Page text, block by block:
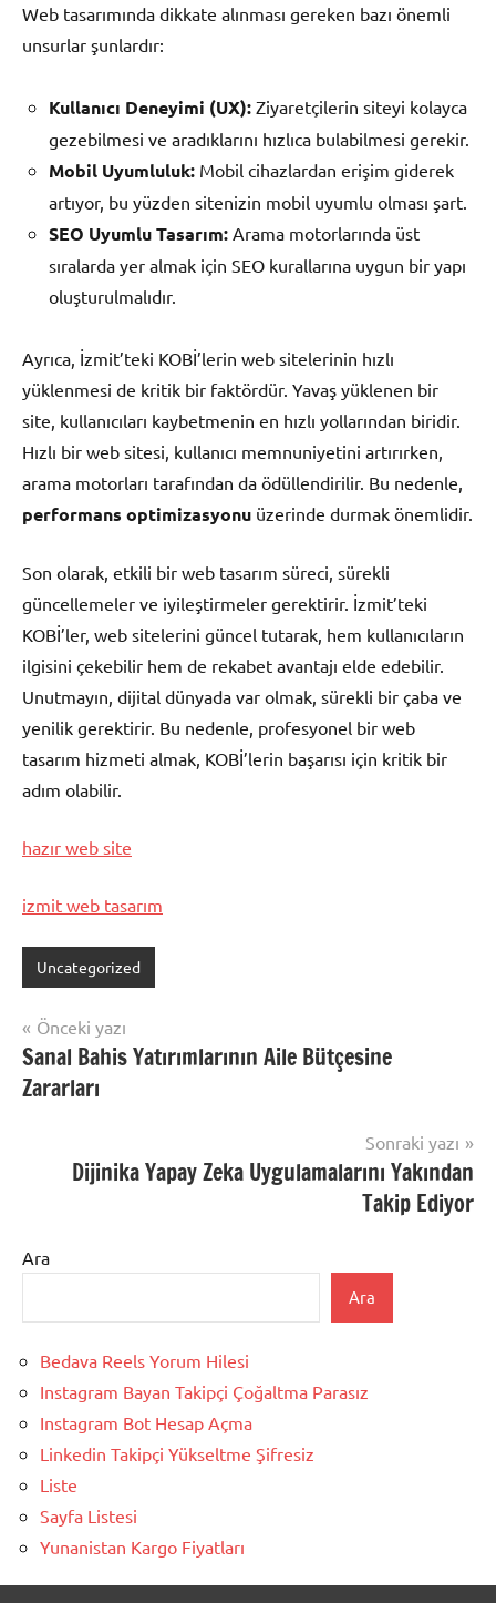
Web tasarımında dikkate alınması gereken bazı önemli
unsurlar şunlardır:
Kullanıcı Deneyimi (UX): Ziyaretçilerin siteyi kolayca
gezebilmesi ve aradıklarını hızlıca bulabilmesi gerekir.
Mobil Uyumluluk: Mobil cihazlardan erişim giderek
artıyor, bu yüzden sitenizin mobil uyumlu olması şart.
SEO Uyumlu Tasarım: Arama motorlarında üst
sıralarda yer almak için SEO kurallarına uygun bir yapı
oluşturulmalıdır.
Ayrıca, İzmit’teki KOBİ’lerin web sitelerinin hızlı
yüklenmesi de kritik bir faktördür. Yavaş yüklenen bir
site, kullanıcıları kaybetmenin en hızlı yollarından biridir.
Hızlı bir web sitesi, kullanıcı memnuniyetini artırırken,
arama motorları tarafından da ödüllendirilir. Bu nedenle,
performans optimizasyonu üzerinde durmak önemlidir.
Son olarak, etkili bir web tasarım süreci, sürekli
güncellemeler ve iyileştirmeler gerektirir. İzmit’teki
KOBİ’ler, web sitelerini güncel tutarak, hem kullanıcıların
ilgisini çekebilir hem de rekabet avantajı elde edebilir.
Unutmayın, dijital dünyada var olmak, sürekli bir çaba ve
yenilik gerektirir. Bu nedenle, profesyonel bir web
tasarım hizmeti almak, KOBİ’lerin başarısı için kritik bir
adım olabilir.
hazır web site
izmit web tasarım
Uncategorized
Yazı
gezinmesi
Önceki yazı
Sanal Bahis Yatırımlarının Aile Bütçesine
Zararları
Sonraki yazı
Dijinika Yapay Zeka Uygulamalarını Yakından
Takip Ediyor
Ara
Ara
Bedava Reels Yorum Hilesi
Instagram Bayan Takipçi Çoğaltma Parasız
Instagram Bot Hesap Açma
Linkedin Takipçi Yükseltme Şifresiz
Liste
Sayfa Listesi
Yunanistan Kargo Fiyatları